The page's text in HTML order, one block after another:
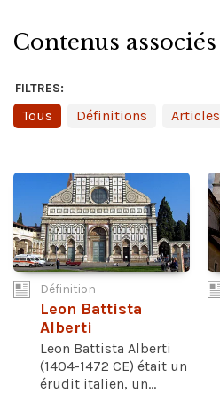
Contenus associés
FILTRES:
Tous Définitions Articles
Définition
Leon Battista
Alberti
Leon Battista Alberti
(1404-1472 CE) était un
érudit italien, un...